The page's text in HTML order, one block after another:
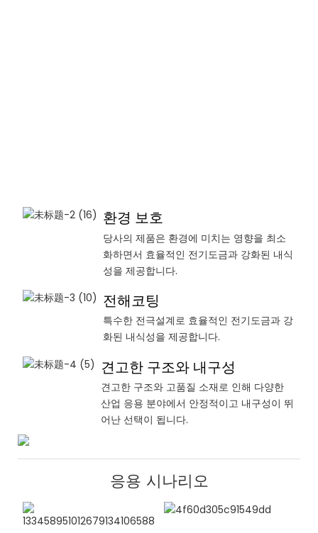
환경 보호
당사의 제품은 환경에 미치는 영향을 최소
화하면서 효율적인 전기도금과 강화된 내식
성을 제공합니다.
전해코팅
특수한 전극설계로 효율적인 전기도금과 강
화된 내식성을 제공합니다.
견고한 구조와 내구성
견고한 구조와 고품질 소재로 인해 다양한
산업 응용 분야에서 안정적이고 내구성이 뛰
어난 선택이 됩니다.
응용 시나리오